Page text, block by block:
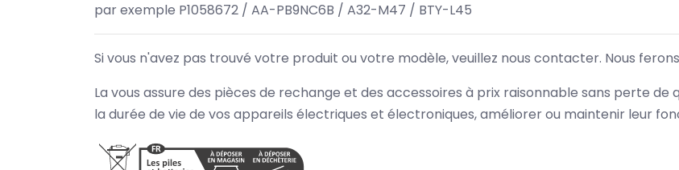
par exemple P1058672 / AA-PB9NC6B / A32-M47 / BTY-L45
Si vous n'avez pas trouvé votre produit ou votre modèle, veuillez nous contacter. Nous
La vous assure des pièces de rechange et des accessoires à prix raisonnable sans perte
la durée de vie de vos appareils électriques et électroniques, améliorer ou maintenir leur